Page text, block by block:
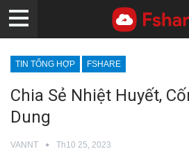
TIN TỔNG HỢP FSHARE
Chia Sẻ Nhiệt Huyết,
Dung
VANNT Th10 25, 2023